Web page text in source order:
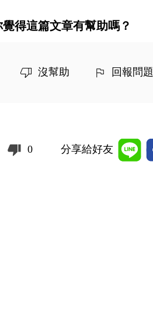
覺得這篇文章有幫助嗎？
沒幫助 回報問題
0 分享給好友